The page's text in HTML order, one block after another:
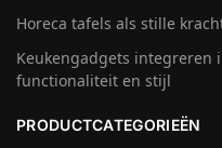
Horeca tafels als stille
Keukengadgets integreren
functionaliteit en stijl
PRODUCTCATEGORIEËN